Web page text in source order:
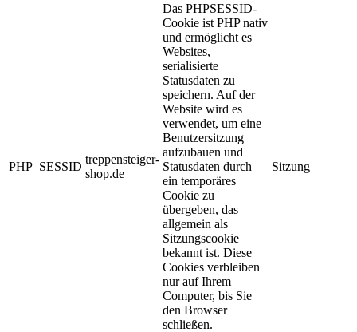
PHP_SESSID
treppensteiger-
shop.de
Das PHPSESSID-
Cookie ist PHP nativ
und ermöglicht es
Websites,
serialisierte
Statusdaten zu
speichern. Auf der
Website wird es
verwendet, um eine
Benutzersitzung
aufzubauen und
Statusdaten durch
ein temporäres
Cookie zu
übergeben, das
allgemein als
Sitzungscookie
bekannt ist. Diese
Cookies verbleiben
nur auf Ihrem
Computer, bis Sie
den Browser
schließen.
Sitzung